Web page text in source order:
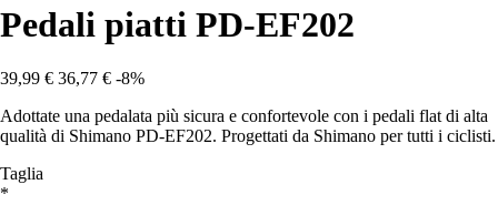
Pedali piatti PD-EF202
39,99 € 36,77 € -8%
Adottate una pedalata più sicura e confortevole con i pedali flat di alta
qualità di Shimano PD-EF202. Progettati da Shimano per tutti i ciclisti.
Taglia
*